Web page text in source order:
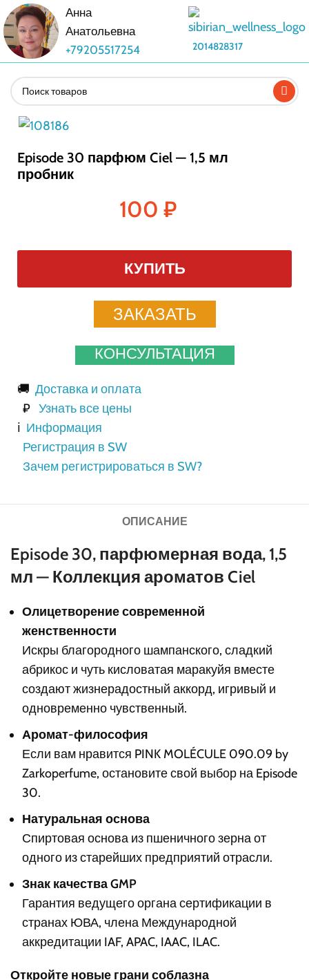
Анна
Анатольевна
+79205517254
2014828317
Episode 30 парфюм Ciel — 1,5 мл
пробник
100 ₽
КУПИТЬ
ЗАКАЗАТЬ
КОНСУЛЬТАЦИЯ
🚚 Доставка и оплата
₽ Узнать все цены
ℹ️ Информация
Регистрация в SW
Зачем регистрироваться в SW?
ОПИСАНИЕ
Episode 30, парфюмерная вода, 1,5
мл — Коллекция ароматов Ciel
Олицетворение современной
женственности
Искры благородного шампанского, сладкий
абрикос и чуть кисловатая маракуйя вместе
создают жизнерадостный аккорд, игривый и
одновременно чувственный.
Аромат-философия
Если вам нравится PINK MOLÉCULE 090.09 by
Zarkoperfume, остановите свой выбор на Episode
30.
Натуральная основа
Спиртовая основа из пшеничного зерна от
одного из старейших предприятий отрасли.
Знак качества GMP
Гарантия ведущего органа сертификации в
странах ЮВА, члена Международной
аккредитации IAF, APAC, IAAC, ILAC.
Откройте новые грани соблазна